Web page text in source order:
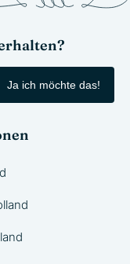
Ja ich möchte das!